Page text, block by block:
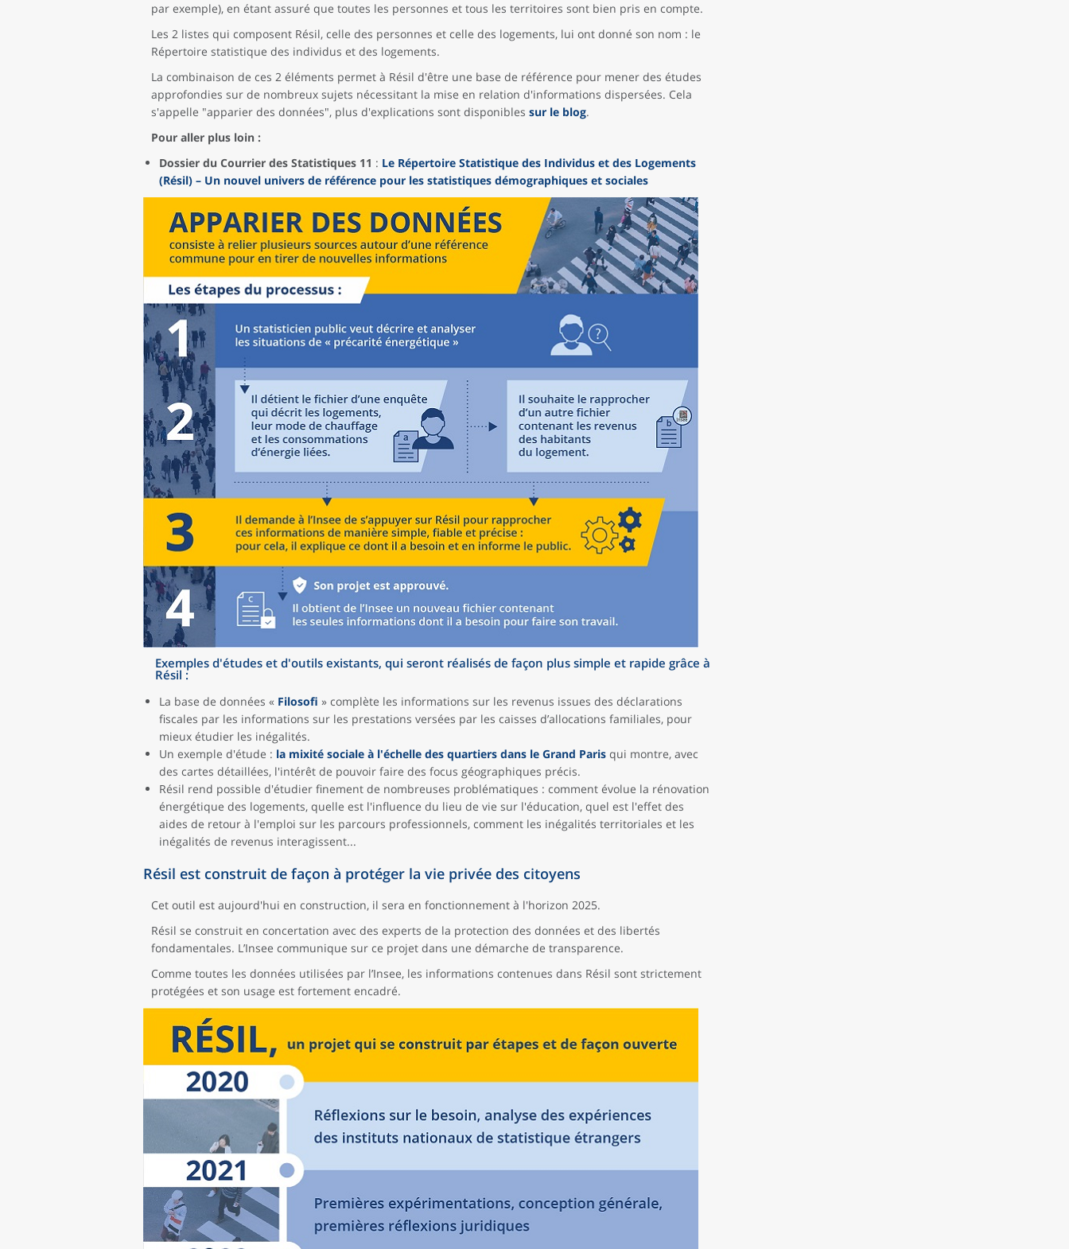
par exemple), en étant assuré que toutes les personnes et tous les territoires sont bien pris en compte.
Les 2 listes qui composent Résil, celle des personnes et celle des logements, lui ont donné son nom : le
Répertoire statistique des individus et des logements.
La combinaison de ces 2 éléments permet à Résil d'être une base de référence pour mener des études
approfondies sur de nombreux sujets nécessitant la mise en relation d'informations dispersées. Cela
s'appelle "apparier des données", plus d'explications sont disponibles sur le blog.
Pour aller plus loin :
Dossier du Courrier des Statistiques 11 : Le Répertoire Statistique des Individus et des Logements
(Résil) – Un nouvel univers de référence pour les statistiques démographiques et sociales
Exemples d'études et d'outils existants, qui seront réalisés de façon plus simple et rapide grâce à
Résil :
La base de données « Filosofi » complète les informations sur les revenus issues des déclarations
fiscales par les informations sur les prestations versées par les caisses d’allocations familiales, pour
mieux étudier les inégalités.
Un exemple d'étude : la mixité sociale à l'échelle des quartiers dans le Grand Paris qui montre, avec
des cartes détaillées, l'intérêt de pouvoir faire des focus géographiques précis.
Résil rend possible d'étudier finement de nombreuses problématiques : comment évolue la rénovation
énergétique des logements, quelle est l'influence du lieu de vie sur l'éducation, quel est l'effet des
aides de retour à l'emploi sur les parcours professionnels, comment les inégalités territoriales et les
inégalités de revenus interagissent...
Résil est construit de façon à protéger la vie privée des citoyens
Cet outil est aujourd'hui en construction, il sera en fonctionnement à l'horizon 2025.
Résil se construit en concertation avec des experts de la protection des données et des libertés
fondamentales. L’Insee communique sur ce projet dans une démarche de transparence.
Comme toutes les données utilisées par l’Insee, les informations contenues dans Résil sont strictement
protégées et son usage est fortement encadré.